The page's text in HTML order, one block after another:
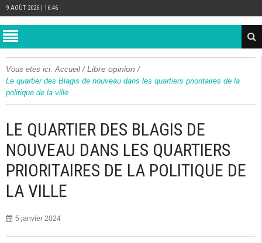
9 AOÛT 2026 | 16:46
Vous etes ici: Accueil /Libre opinion /
Le quartier des Blagis de nouveau dans les quartiers prioritaires de la
politique de la ville
LE QUARTIER DES BLAGIS DE
NOUVEAU DANS LES QUARTIERS
PRIORITAIRES DE LA POLITIQUE DE
LA VILLE
5 janvier 2024